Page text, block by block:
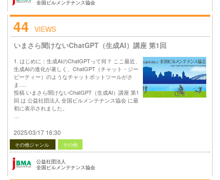
全国ビルメンテナンス協会
44 VIEWS
いまさら聞けないChatGPT（生成AI）講座 第1回
1. はじめに：生成AIのChatGPTって何？ ここ最近、
生成AIの進化が著しく、ChatGPT（チャット・ジー
ピーティー）のようなチャットボットツールがさ
ま….
投稿 いまさら聞けないChatGPT（生成AI）講座 第1
回 は 公益社団法人 全国ビルメンテナンス協会 に最
初に表示されました。
2025/03/17 16:30
その他ジャンル その他
公益社団法人
全国ビルメンテナンス協会